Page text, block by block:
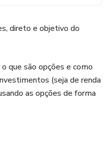
direto e objetivo do
que são opções e como
(seja de renda
as opções de forma